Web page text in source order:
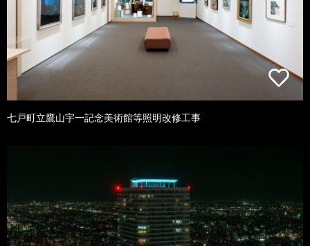
七戸町立鷹山宇一記念美術館等照明改修工事